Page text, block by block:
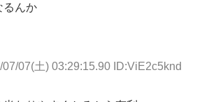
るんか
07/07(土) 03:29:15.90 ID:ViE2c5knd